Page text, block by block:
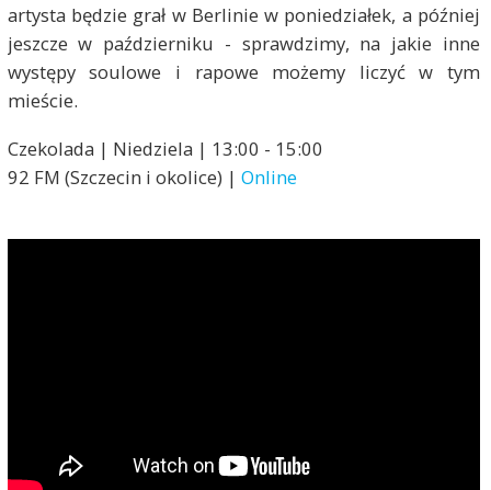
artysta będzie grał w Berlinie w poniedziałek, a później
jeszcze w październiku - sprawdzimy, na jakie inne
występy soulowe i rapowe możemy liczyć w tym
mieście.
Czekolada | Niedziela | 13:00 - 15:00
92 FM (Szczecin i okolice) | Online